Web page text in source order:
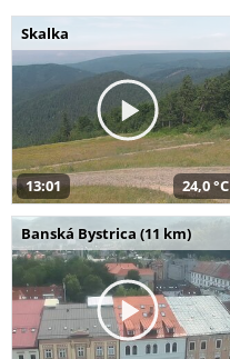
Skalka
13:01 24,0 °C
Banská Bystrica (11 km)